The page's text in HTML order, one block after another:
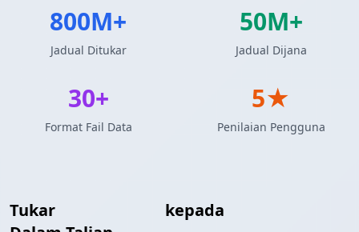
Tukar kepada
800M+
Jadual Ditukar
50M+
Jadual Dijana
30+
Format Fail Data
5★
Penilaian Pengguna